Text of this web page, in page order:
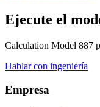
Ejecute el
Calculation Model 887
Hablar con ingeniería
Empresa